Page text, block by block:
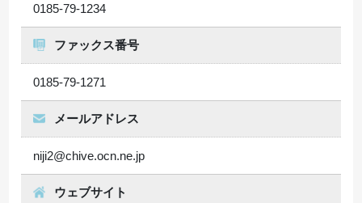
0185-79-1234
ファックス番号
0185-79-1271
メールアドレス
niji2@chive.ocn.ne.jp
ウェブサイト